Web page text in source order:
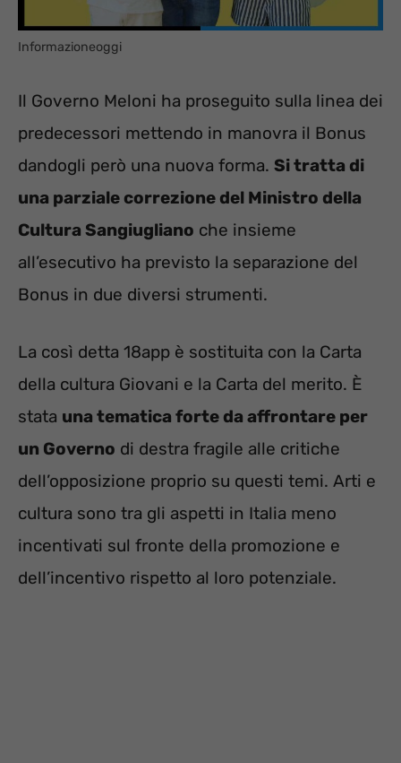
Informazioneoggi
Il Governo Meloni ha proseguito sulla linea dei
predecessori mettendo in manovra il Bonus
dandogli però una nuova forma. Si tratta di
una parziale correzione del Ministro della
Cultura Sangiugliano che insieme
all’esecutivo ha previsto la separazione del
Bonus in due diversi strumenti.
La così detta 18app è sostituita con la Carta
della cultura Giovani e la Carta del merito. È
stata una tematica forte da affrontare per
un Governo di destra fragile alle critiche
dell’opposizione proprio su questi temi. Arti e
cultura sono tra gli aspetti in Italia meno
incentivati sul fronte della promozione e
dell’incentivo rispetto al loro potenziale.